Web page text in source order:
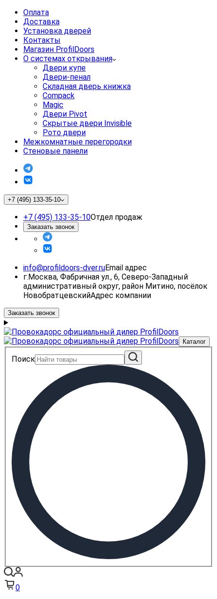
Оплата
Доставка
Установка дверей
Контакты
Магазин ProfilDoors
О системах открывания
Двери купе
Двери-пенал
Складная дверь книжка
Compack
Magic
Двери Pivot
Скрытые двери Invisible
Рото двери
Межкомнатные перегородки
Стеновые панели
+7 (495) 133-35-10
+7 (495) 133-35-10Отдел продаж
Заказать звонок
info@profildoors-dver.ruEmail адрес
г.Москва, Фабричная ул., 6, Северо-Западный
административный округ, район Митино, посёлок
НовобратцевскийАдрес компании
Заказать звонок
Каталог
Поиск
0